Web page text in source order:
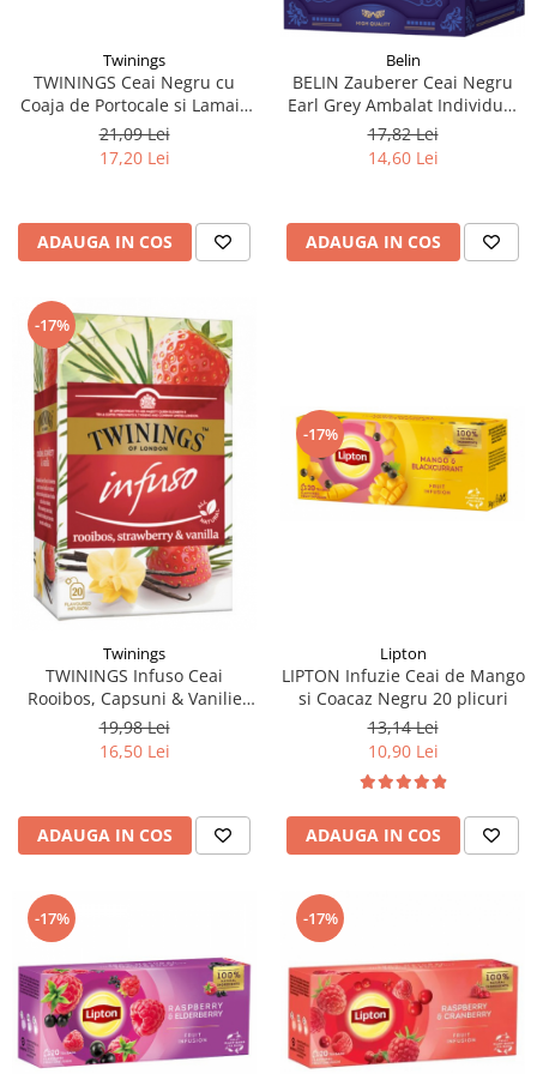
Twinings
TWININGS Ceai Negru cu
Coaja de Portocale si Lamaie
Lady Grey 25x1.5g
21,09 Lei
17,20 Lei
ADAUGA IN COS
Belin
BELIN Zauberer Ceai Negru
Earl Grey Ambalat Individual
20x2g
17,82 Lei
14,60 Lei
ADAUGA IN COS
-17%
Twinings
TWININGS Infuso Ceai
Rooibos, Capsuni & Vanilie
20x2g
19,98 Lei
16,50 Lei
ADAUGA IN COS
-17%
Lipton
LIPTON Infuzie Ceai de Mango
si Coacaz Negru 20 plicuri
13,14 Lei
10,90 Lei
ADAUGA IN COS
-17% -17%